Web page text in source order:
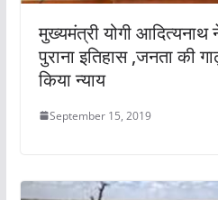
मुख्यमंत्री योगी
पुराना इतिहास ,जनता की
किया न्याय
September 15, 2019